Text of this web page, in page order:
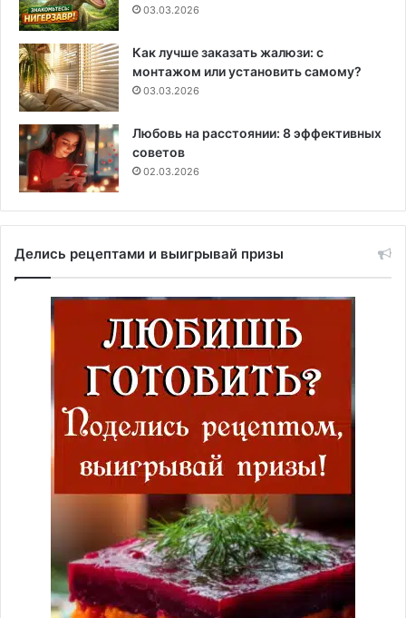
03.03.2026
Как лучше заказать жалюзи: с
монтажом или установить самому?
03.03.2026
Любовь на расстоянии: 8 эффективных
советов
02.03.2026
Делись рецептами и выигрывай призы